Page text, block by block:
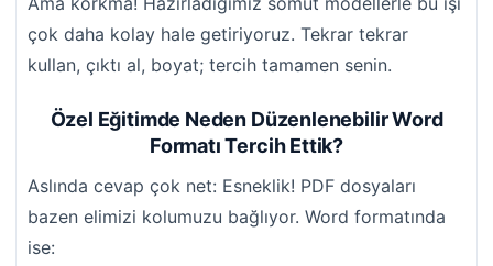
çok daha kolay hale getiriyoruz. Tekrar tekrar
kullan, çıktı al, boyat; tercih tamamen senin.
Özel Eğitimde Neden Düzenlenebilir Word
Formatı Tercih Ettik?
Aslında cevap çok net: Esneklik! PDF dosyaları
bazen elimizi kolumuzu bağlıyor. Word formatında
ise: